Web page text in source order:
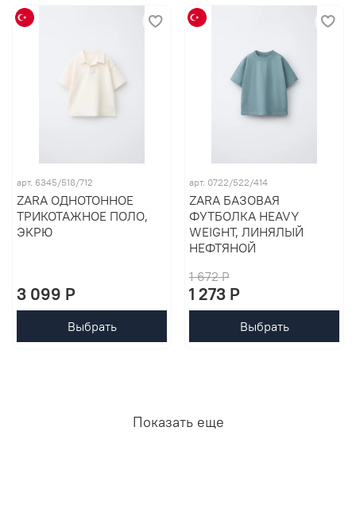
арт. 6345/518/712
ZARA ОДНОТОННОЕ
ТРИКОТАЖНОЕ ПОЛО,
ЭКРЮ
3 099 P
Выбрать
арт. 0722/522/414
ZARA БАЗОВАЯ
ФУТБОЛКА HEAVY
WEIGHT, ЛИНЯЛЫЙ
НЕФТЯНОЙ
1 672 P
1 273 P
Выбрать
Показать еще